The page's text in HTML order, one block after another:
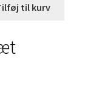
til kurv